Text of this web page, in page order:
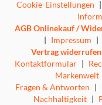
ermöglichen Ihnen
und Anrufe mit einer
das angeschlossene
Ihre Musik
wechseln, Anrufe
gewählte Nummer
Sprachassistenten
Cookie-Einstellungen |
AGB Onlinekauf /
| Impressum |
Vertrag widerrufen
Kontaktformular |
Markenwelt
Fragen & Antworten |
Nachhaltigkeit |